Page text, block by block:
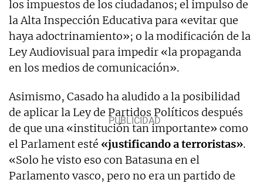
los impuestos de los ciudadanos; el impulso de
la Alta Inspección Educativa para «evitar que
haya adoctrinamiento»; o la modificación de la
Ley Audiovisual para impedir «la propaganda
en los medios de comunicación».
Asimismo, Casado ha aludido a la posibilidad
de aplicar la Ley de Partidos Políticos después
de que una «institución tan importante» como
el Parlament esté «justificando a terroristas».
«Solo he visto eso con Batasuna en el
Parlamento vasco, pero no era un partido de